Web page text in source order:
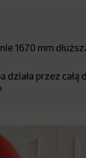
1670 mm
działa przez całą